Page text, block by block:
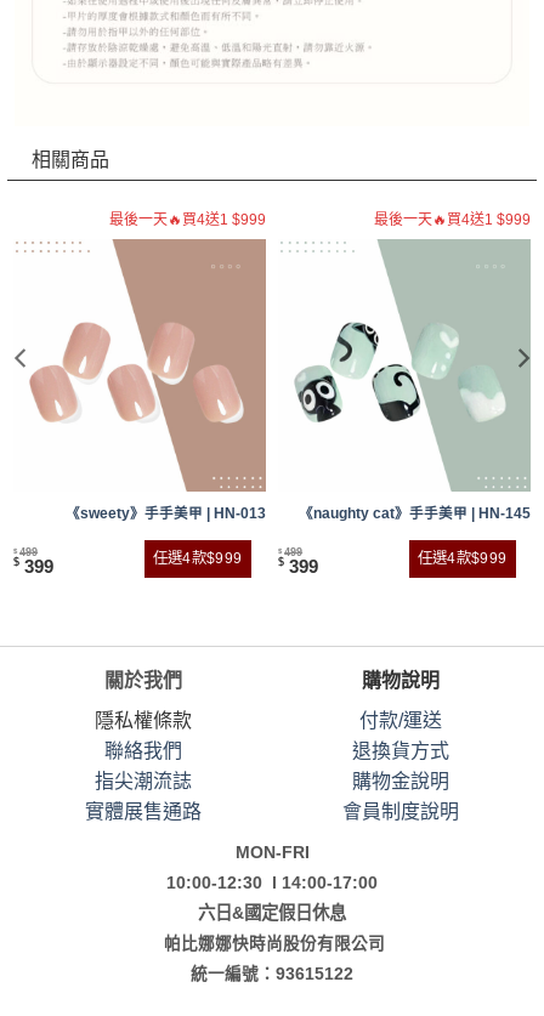
相關商品
最後一天🔥買4送1 $999
《sweety》手手美甲 | HN-013
$ 499
$ 399 任選4款$999
最後一天🔥買4送1 $999
《naughty cat》手手美甲 | HN-145
$ 499
$ 399 任選4款$999
關於我們
隱私權條款
聯絡我們
指尖潮流誌
實體展售通路
購物說明
付款/運送
退換貨方式
購物金說明
會員制度說明
MON-FRI
10:00-12:30 l 14:00-17:00
六日&國定假日休息
帕比娜娜快時尚股份有限公司
統一編號：93615122